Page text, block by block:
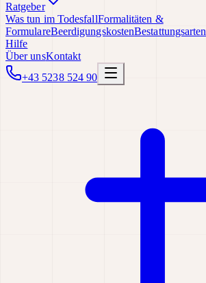
Ratgeber
Was tun im TodesfallFormalitäten &
FormulareBeerdigungskostenBestattungsarten
Hilfe
Über unsKontakt
+43 5238 524 90